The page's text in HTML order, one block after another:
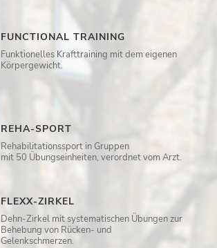
FUNCTIONAL TRAINING
Funktionelles Krafttraining mit dem eigenen
Körpergewicht.
REHA-SPORT
Rehabilitationssport in Gruppen
mit 50 Übungseinheiten, verordnet vom Arzt.
FLEXX-ZIRKEL
Dehn-Zirkel mit systematischen Übungen zur
Behebung von Rücken- und
Gelenkschmerzen.